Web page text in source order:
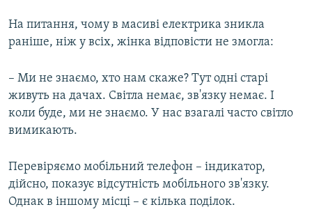
На питання, чому в масиві електрика зникла
раніше, ніж у всіх, жінка відповісти не змогла:
– Ми не знаємо, хто нам скаже? Тут одні старі
живуть на дачах. Світла немає, зв'язку немає. І
коли буде, ми не знаємо. У нас взагалі часто світло
вимикають.
Перевіряємо мобільний телефон – індикатор,
дійсно, показує відсутність мобільного зв'язку.
Однак в іншому місці – є кілька поділок.